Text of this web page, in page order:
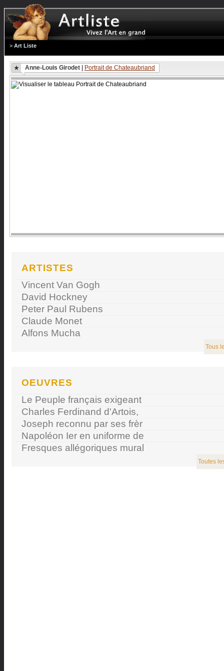
> Art Liste
Anne-Louis Girodet Portrait de Chateaubriand
ARTISTES
Vincent Van Gogh
David Hockney
Peter Paul Rubens
Claude Monet
Alfons Mucha
Tous
OEUVRES
Le Peuple français exigeant
Charles Ferdinand d'Artois,
Joseph reconnu par ses frèr
Napoléon Ier en uniforme de
Fresques allégoriques mural
Toutes